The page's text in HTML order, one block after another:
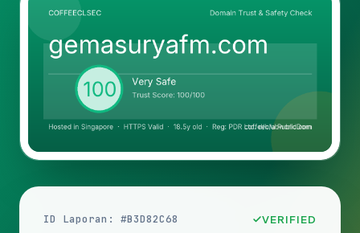
ID Laporan: #B3D82C68 VERIFIED